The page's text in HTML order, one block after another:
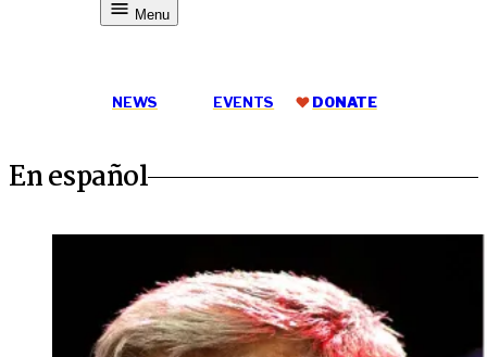
Menu
NEWS EVENTS DONATE
En español